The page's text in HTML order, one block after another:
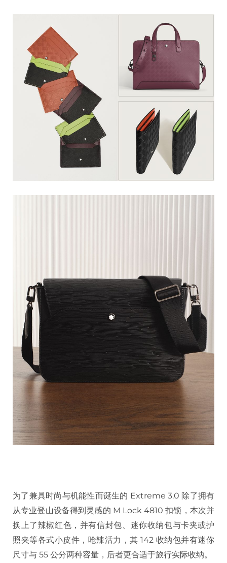
为了兼具时尚与机能性而诞生的 Extreme 3.0 除了拥有
从专业登山设备得到灵感的 M Lock 4810 扣锁，本次并
换上了辣椒红色，并有信封包、迷你收纳包与卡夹或护
照夹等各式小皮件，呛辣活力，其 142 收纳包并有迷你
尺寸与 55 公分两种容量，后者更合适于旅行实际收纳。